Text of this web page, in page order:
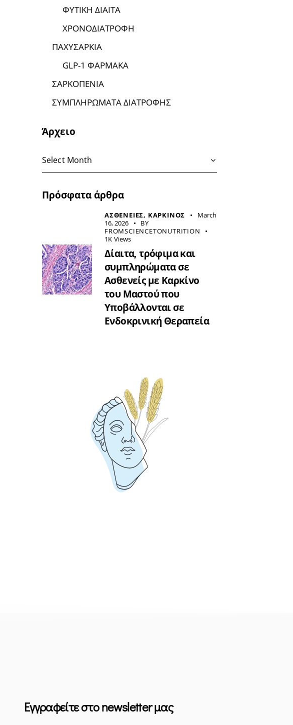
ΦΥΤΙΚΗ ΔΙΑΙΤΑ
ΧΡΟΝΟΔΙΑΤΡΟΦΗ
ΠΑΧΥΣΑΡΚΙΑ
GLP-1 ΦΑΡΜΑΚΑ
ΣΑΡΚΟΠΕΝΙΑ
ΣΥΜΠΛΗΡΩΜΑΤΑ ΔΙΑΤΡΟΦΗΣ
Άρχειο
Πρόσφατα άρθρα
ΑΣΘΕΝΕΙΕΣ, ΚΑΡΚΙΝΟΣ
March
16, 2026
BY
FROMSCIENCETONUTRITION
1K Views
Δίαιτα, τρόφιμα και
συμπληρώματα σε
Ασθενείς με Καρκίνο
του Μαστού που
Υποβάλλονται σε
Ενδοκρινική Θεραπεία
Εγγραφείτε στο newsletter μας